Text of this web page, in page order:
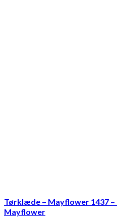
Tørklæde – Mayflower 1437 –
Mayflower